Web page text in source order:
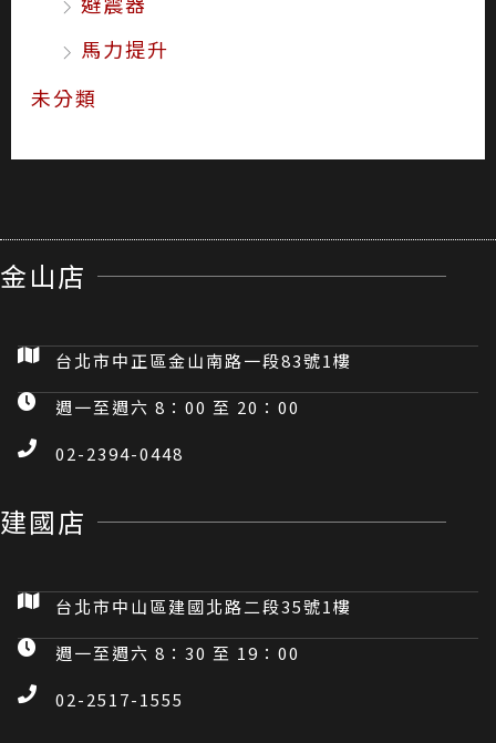
馬力提升
未分類
金山店
台北市中正區金山南路一段83號1樓
週一至週六 8：00 至 20：00
02-2394-0448
建國店
台北市中山區建國北路二段35號1樓
週一至週六 8：30 至 19：00
02-2517-1555